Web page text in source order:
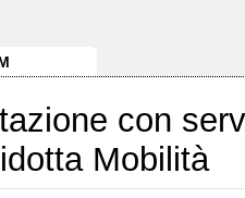
con
Mobilità